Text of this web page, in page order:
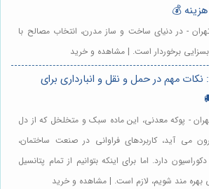
💰
- در دنیای ساخت و ساز مدرن، انتخاب مصالح با
برخوردار است. | مشاهده و خرید
مهم در حمل و نقل و انبارداری برای
- پوکه معدنی، این ماده سبک و متخلخل که از دل
می آید، کاربردهای فراوانی در صنعت ساختمان،
دارد. اما برای اینکه بتوانیم از تمام پتانسیل
مند شویم، لازم است. | مشاهده و خرید